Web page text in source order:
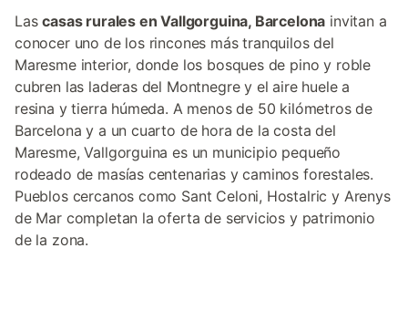
libre. La zona es ideal para paseos por la
montaña y rutas en bicicleta por lugares
con encanto. Tanto si queréis explorar el
Parque Natural del Montseny como dis
Lascasas rurales en Vallgorguina, Barcelona invitan a
conocer uno de los rincones más tranquilos del
Maresme interior, donde los bosques de pino y roble
cubren las laderas del Montnegre y el aire huele a
resina y tierra húmeda. A menos de 50 kilómetros de
Barcelona y a un cuarto de hora de la costa del
Maresme, Vallgorguina es un municipio pequeño
rodeado de masías centenarias y caminos forestales.
Pueblos cercanos como Sant Celoni, Hostalric y Arenys
de Mar completan la oferta de servicios y patrimonio
de la zona.